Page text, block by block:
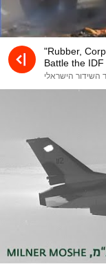
"Rubber,
Battle the
השידור הישראלי